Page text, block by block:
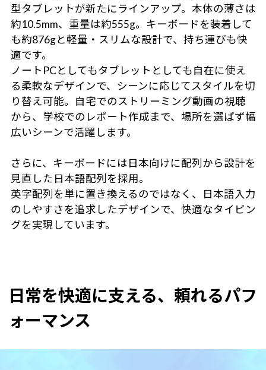
型タブレットが新たにラインアップ。本体の薄さは
約10.5mm、重量は約555g。キーボードを装着して
も約876gと軽量・スリムな設計で、持ち運びも快
適です。
ノートPCとしてもタブレットとしても自在に使え
る柔軟なデザインで、シーンに応じてスタイルを切
り替え可能。自宅でのストリーミング動画の視聴
から、学校でのレポート作成まで、場所を選ばず幅
広いシーンで活躍します。
さらに、キーボードには日本向けに配列から設計を
見直した日本語配列を採用。
英字配列を単に置き換えるのではなく、日本語入力
のしやすさを追求したデザインで、快適なタイピン
グを実現しています。
日常を快適に支える、頼れるパフ
ォーマンス